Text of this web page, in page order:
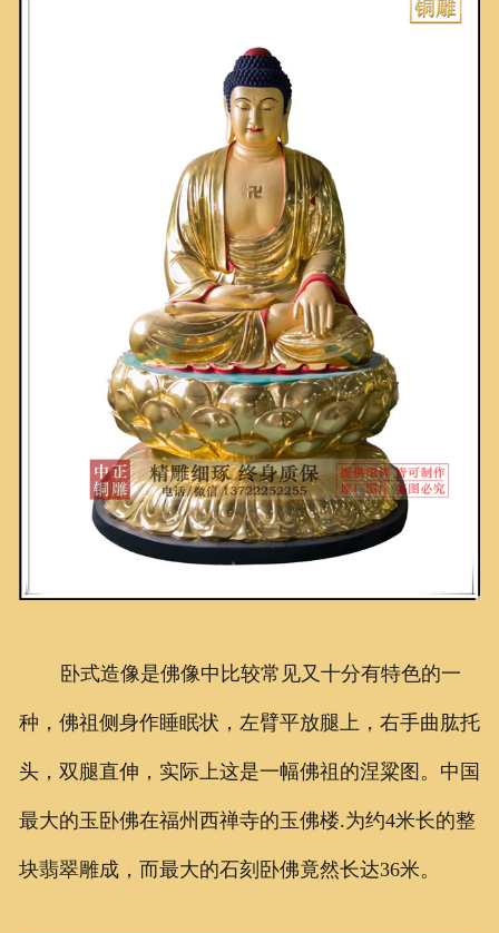
卧式造像是佛像中比较常见又十分有特色的一
种，佛祖侧身作睡眠状，左臂平放腿上，右手曲肱托
头，双腿直伸，实际上这是一幅佛祖的涅粱图。中国
最大的玉卧佛在福州西禅寺的玉佛楼.为约4米长的整
块翡翠雕成，而最大的石刻卧佛竟然长达36米。